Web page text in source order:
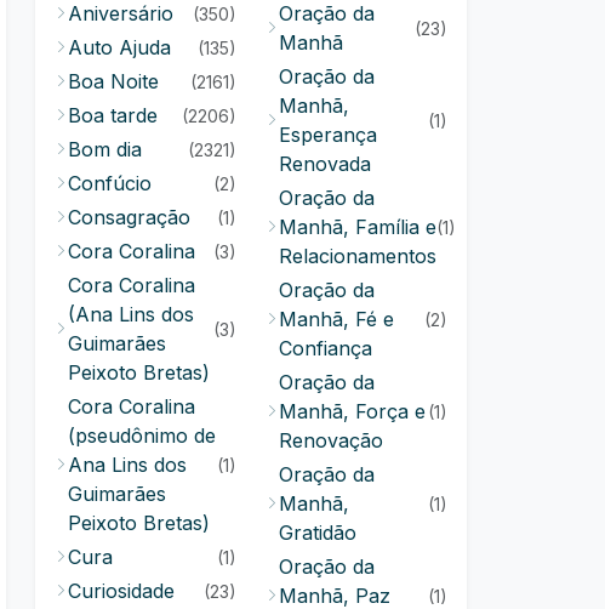
Aniversário (350)
Auto Ajuda (135)
Boa Noite (2161)
Boa tarde (2206)
Bom dia (2321)
Confúcio (2)
Consagração (1)
Cora Coralina (3)
Cora Coralina
(Ana Lins dos
Guimarães
Peixoto Bretas)
(3)
Cora Coralina
(pseudônimo de
Ana Lins dos
Guimarães
Peixoto Bretas)
(1)
Cura (1)
Curiosidade (23)
Oração da
Manhã
(23)
Oração da
Manhã,
Esperança
Renovada
(1)
Oração da
Manhã, Família e
Relacionamentos
(1)
Oração da
Manhã, Fé e
Confiança
(2)
Oração da
Manhã, Força e
Renovação
(1)
Oração da
Manhã,
Gratidão
(1)
Oração da
Manhã, Paz
(1)